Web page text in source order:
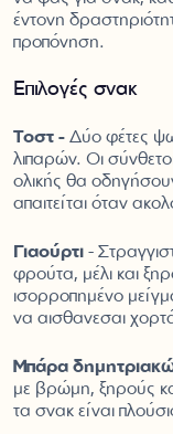
έντονη
προπόνηση.
Επιλογές σνακ
Τοστ - Δύο φέτες
λιπαρών. Οι
ολικής θα
απαιτείται όταν
Γιαούρτι -
φρούτα, μέλι και
ισορροπημένο
να αισθανεσαι
Μπάρα
με βρώμη, ξηρούς
τα σνακ είναι